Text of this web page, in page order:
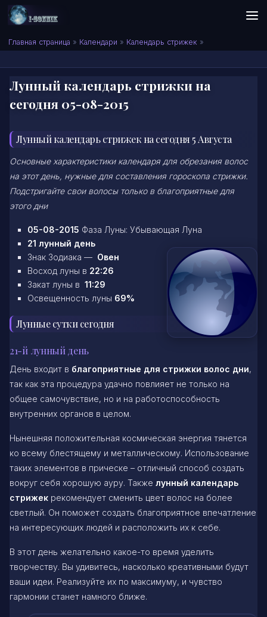
Skip to content
Сонник I-SONNIK.COM
Главная страница » Календари » Календарь стрижек »
Лунный календарь стрижки на
сегодня 05-08-2015
Лунный календарь стрижек на сегодня 5 Августа
Основные характеристики календаря для обрезания волос
на этот день, нужные для составления гороскопа стрижки.
Подстригайте свои волосы только в благоприятные для
этого дни
05-08-2015 Фаза Луны: Убывающая Луна
21 лунный день
Знак Зодиака — Овен
Восход луны в 22:26
Закат луны в 11:29
Освещенность луны 69%
Лунные сутки сегодня
21-й лунный день
День входит в благоприятные для стрижки волос дни,
так как эта процедура удачно повлияет не только на
общее самочувствие, но и на работоспособность
внутренних органов в целом.
Нынешняя положительная космическая энергия тянется
ко всему блестящему и металлическому. Использование
таких элементов в прическе – отличный способ создать
вокруг себя хорошую ауру. Также лунный календарь
стрижек рекомендует сменить цвет волос на более
светлый. Он поможет создать благоприятное впечатление
на интересующих людей и расположить их к себе.
В этот день желательно какое-то время уделить
творчеству. Вы удивитесь, насколько креативными будут
ваши идеи. Реализуйте их по максимуму, и чувство
гармонии станет намного ближе.